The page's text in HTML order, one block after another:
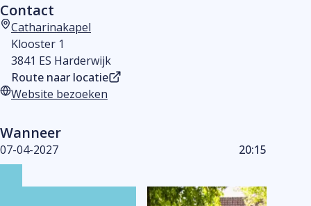
Contact
Adres
Catharinakapel
Klooster 1
3841 ES Harderwijk
Route naar locatie
Website
Website bezoeken
Wanneer
07-04-2027 20:15